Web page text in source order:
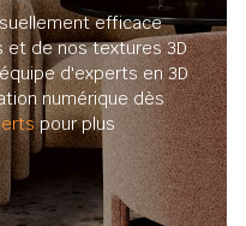
efficace
et de nos textures 3D
d'experts en 3D
numérique dès
pour plus